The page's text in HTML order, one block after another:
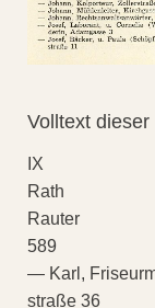
Volltext dieser
IX
Rath
Rauter
589
— Karl,
straße 36